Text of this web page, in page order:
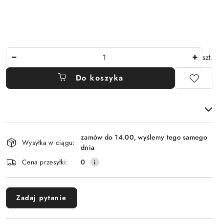
szt.
Do koszyka
i
dostawa
Wysyłka w ciągu:
zamów do 14.00, wyślemy tego samego
dnia
Cena przesyłki:
0
Zadaj pytanie